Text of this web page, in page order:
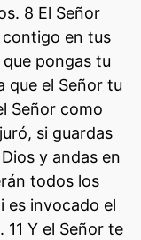
8 El Señor
contigo en tus
pongas tu
que el Señor tu
Señor como
si guardas
y andas en
todos los
es invocado el
Y el Señor te